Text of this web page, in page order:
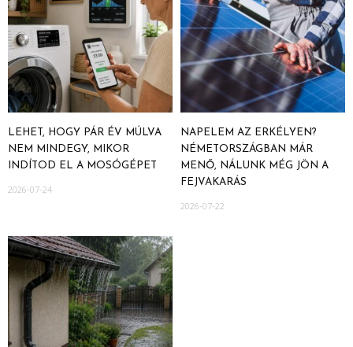
LEHET, HOGY PÁR ÉV MÚLVA
NEM MINDEGY, MIKOR
INDÍTOD EL A MOSÓGÉPET
2026-07-24
NAPELEM AZ ERKÉLYEN?
NÉMETORSZÁGBAN MÁR
MENŐ, NÁLUNK MÉG JÖN A
FEJVAKARÁS
2026-07-22